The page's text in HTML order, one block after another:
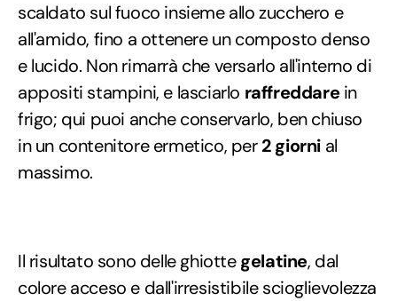
scaldato sul fuoco insieme allo zucchero e
all'amido, fino a ottenere un composto denso
e lucido. Non rimarrà che versarlo all'interno di
appositi stampini, e lasciarlo raffreddarein
frigo; qui puoi anche conservarlo, ben chiuso
in un contenitore ermetico, per2 giorni al
massimo.
Il risultato sono delle ghiottegelatine, dal
colore acceso e dall'irresistibile scioglievolezza